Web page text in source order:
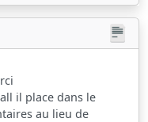
il place dans le
au lieu de